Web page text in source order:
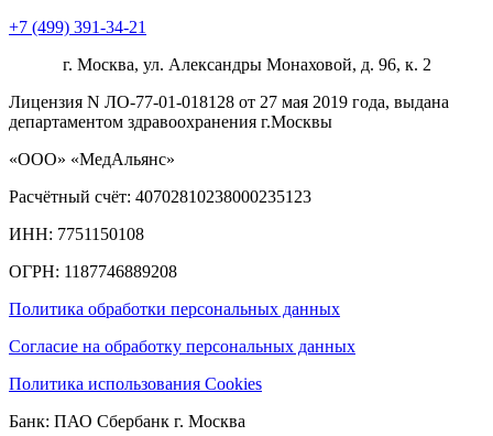
+7 (499) 391-34-21
г. Москва, ул. Александры Монаховой, д. 96, к. 2
Лицензия N ЛО-77-01-018128 от 27 мая 2019 года, выдана
департаментом здравоохранения г.Москвы
«ООО» «МедАльянс»
Расчётный счёт: 40702810238000235123
ИНН: 7751150108
ОГРН: 1187746889208​
Политика обработки персональных данных
Согласие на обработку персональных данных
Политика использования Cookies
Банк: ПАО Сбербанк г. Москва